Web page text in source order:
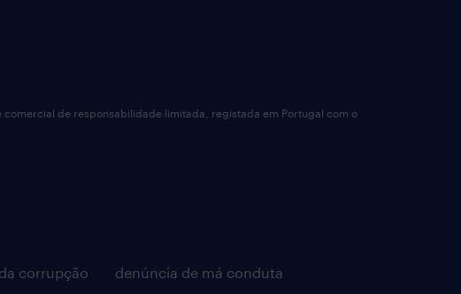
corrupção denúncia de má conduta
comercial de responsabilidade limitada, registada em Portugal com o